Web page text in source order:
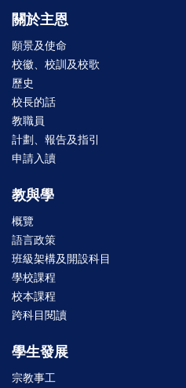
關於主恩
願景及使命
校徽、校訓及校歌
歷史
校長的話
教職員
計劃、報告及指引
申請入讀
教與學
概覽
語言政策
班級架構及開設科目
學校課程
校本課程
跨科目閱讀
學生發展
宗教事工